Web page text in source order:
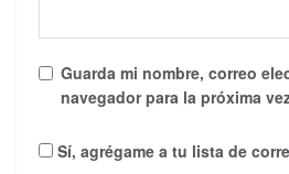
Guarda mi nombre, correo
navegador para la próxima
Sí, agrégame a tu lista de